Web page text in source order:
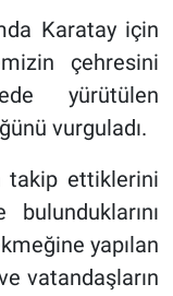
Karatay için
çehresini
yürütülen
vurguladı.
takip ettiklerini
yapılan
vatandaşların